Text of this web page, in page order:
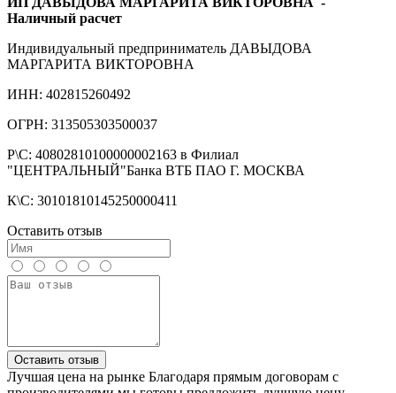
Наличный расчет
Индивидуальный предприниматель ДАВЫДОВА
МАРГАРИТА ВИКТОРОВНА
ИНН: 402815260492
ОГРН: 313505303500037
Р\С: 40802810100000002163 в Филиал
"ЦЕНТРАЛЬНЫЙ"Банка ВТБ ПАО Г. МОСКВА
К\С: 30101810145250000411
Оставить отзыв
Оставить отзыв
Лучшая цена на рынке Благодаря прямым договорам с